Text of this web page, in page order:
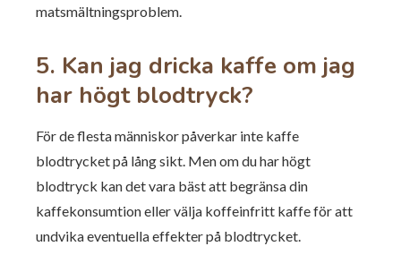
matsmältningsproblem.
5. Kan jag dricka kaffe om jag
har högt blodtryck?
För de flesta människor påverkar inte kaffe
blodtrycket på lång sikt. Men om du har högt
blodtryck kan det vara bäst att begränsa din
kaffekonsumtion eller välja koffeinfritt kaffe för att
undvika eventuella effekter på blodtrycket.